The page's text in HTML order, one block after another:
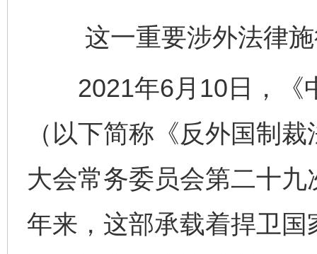
这一重要涉外法律施
2021年6月10日，《
（以下简称《反外国制
大会常务委员会第二十
年来，这部承载着捍卫